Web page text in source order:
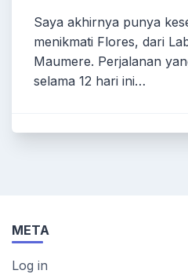
Saya akhirnya punya
menikmati Flores, dari
Maumere. Perjalanan
selama 12 hari ini…
META
Log in